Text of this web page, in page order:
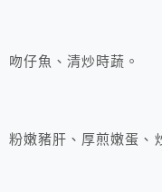
吻仔魚、清炒時蔬。
粉嫩豬肝、厚煎嫩蛋、